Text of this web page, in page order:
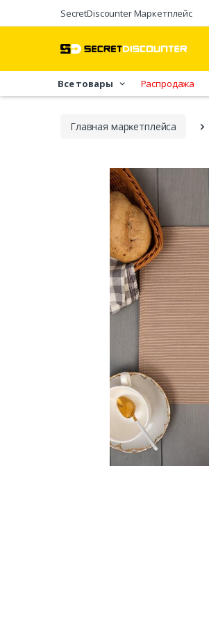
SecretDiscounter Маркетплейс
Все товары Распродажа
Главная марĸетплейса